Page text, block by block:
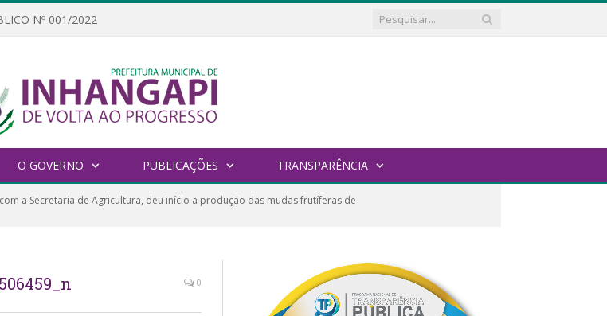
Nº 001/2022
O GOVERNO PUBLICAÇÕES TRANSPARÊNCIA
a Secretaria de Agricultura, deu início a produção das mudas frutíferas de
0